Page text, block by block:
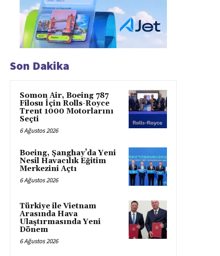
Son Dakika
Somon Air, Boeing 787
Filosu İçin Rolls-Royce
Trent 1000 Motorlarını
Seçti
6 Ağustos 2026
Boeing, Şanghay’da Yeni
Nesil Havacılık Eğitim
Merkezini Açtı
6 Ağustos 2026
Türkiye ile Vietnam
Arasında Hava
Ulaştırmasında Yeni
Dönem
6 Ağustos 2026